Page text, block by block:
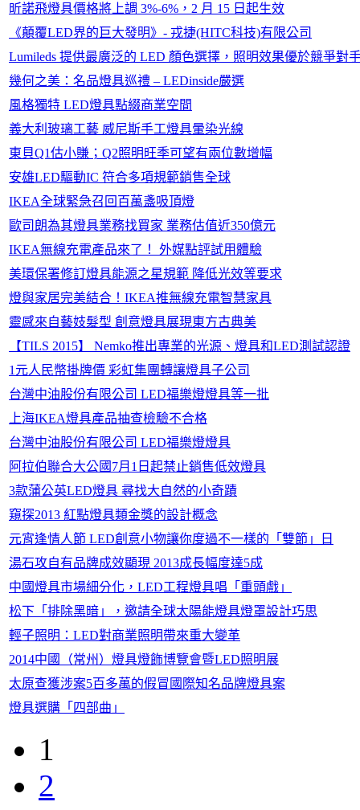
昕諾飛燈具價格將上調 3%-6%，2 月 15 日起生效
《顛覆LED界的巨大發明》- 戎捷(HITC科技)有限公司
Lumileds 提供最廣泛的 LED 顏色選擇，照明效果優於競爭對
幾何之美：名品燈具巡禮 – LEDinside嚴選
風格獨特 LED燈具點綴商業空間
義大利玻璃工藝 威尼斯手工燈具暈染光線
東貝Q1估小賺；Q2照明旺季可望有兩位數增幅
安雄LED驅動IC 符合多項規範銷售全球
IKEA全球緊急召回百萬盞吸頂燈
歐司朗為其燈具業務找買家 業務估值近350億元
IKEA無線充電產品來了！ 外媒點評試用體驗
美環保署修訂燈具能源之星規範 降低光效等要求
燈與家居完美結合！IKEA推無線充電智慧家具
靈感來自藝妓髮型 創意燈具展現東方古典美
【TILS 2015】 Nemko推出專業的光源、燈具和LED測試認證
1元人民幣掛牌價 彩虹集團轉讓燈具子公司
台灣中油股份有限公司 LED福樂燈燈具等一批
上海IKEA燈具產品抽查檢驗不合格
台灣中油股份有限公司 LED福樂燈燈具
阿拉伯聯合大公國7月1日起禁止銷售低效燈具
3款蒲公英LED燈具 尋找大自然的小奇蹟
窺探2013 紅點燈具類金獎的設計概念
元宵逢情人節 LED創意小物讓你度過不一樣的「雙節」日
湯石攻自有品牌成效顯現 2013成長幅度達5成
中國燈具市場細分化，LED工程燈具唱「重頭戲」
松下「排除黑暗」，邀請全球太陽能燈具燈罩設計巧思
輕子照明：LED對商業照明帶來重大變革
2014中國（常州）燈具燈飾博覽會暨LED照明展
太原查獲涉案5百多萬的假冒國際知名品牌燈具案
燈具選購「四部曲」
1
2